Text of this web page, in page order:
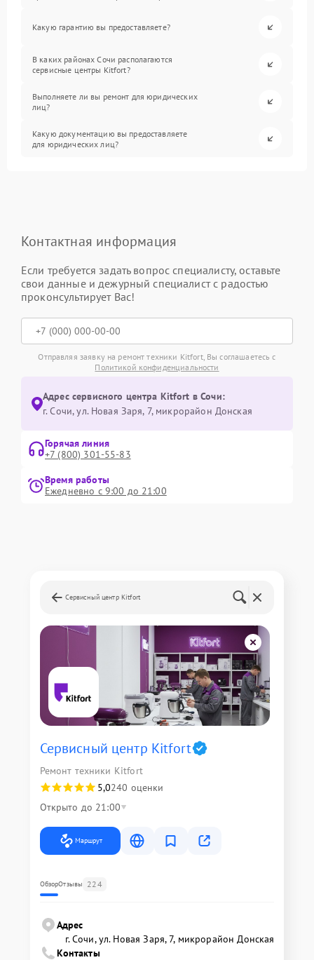
Какую гарантию вы предоставляете?
В каких районах Сочи располагаются
сервисные центры Kitfort?
Выполняете ли вы ремонт для юридических
лиц?
Какую документацию вы предоставляете
для юридических лиц?
Контактная информация
Если требуется задать вопрос специалисту, оставьте
свои данные и дежурный специалист с радостью
проконсультирует Вас!
Отправляя заявку на ремонт техники Kitfort, Вы соглашаетесь с
Политикой конфиденциальности
Адрес сервисного центра Kitfort в Сочи:
г. Сочи, ул. Новая Заря, 7, микрорайон Донская
Горячая линия
+7 (800) 301-55-83
Время работы
Ежедневно с 9:00 до 21:00
Сервисный центр Kitfort
Сервисный центр Kitfort
Ремонт техники Kitfort
5,0240 оценки
Открыто до 21:00
Маршрут
ОбзорОтзывы 224
Адрес
г. Сочи, ул. Новая Заря, 7, микрорайон Донская
Контакты